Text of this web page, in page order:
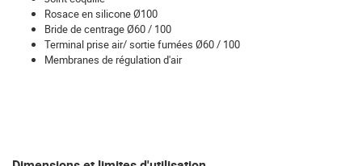
Rosace en silicone Ø100
Bride de centrage Ø60 / 100
Terminal prise air/ sortie fumées Ø60 / 100
Membranes de régulation d'air